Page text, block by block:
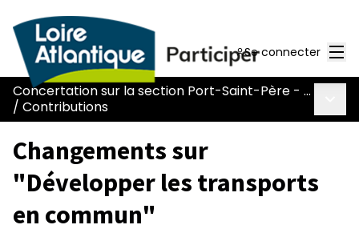
Se connecter
Concertation sur la section Port-Saint-Père - Le Pont Béranger de la route Nantes-Pornic
/ Contributions
Changements sur
"Développer les transports
en commun"